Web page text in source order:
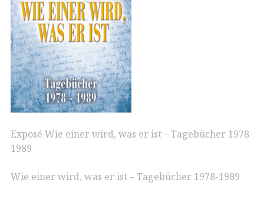
Exposé Wie einer wird, was er ist – Tagebücher 1978-
1989
Wie einer wird, was er ist – Tagebücher 1978-1989